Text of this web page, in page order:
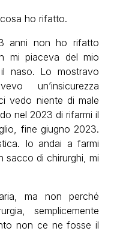
ho rifatto.
anni non ho rifatto
mi piaceva del mio
naso. Lo mostravo
un’insicurezza
vedo niente di male
nel 2023 di rifarmi il
fine giugno 2023.
Io andai a farmi
sacco di chirurghi, mi
ma non perché
semplicemente
non ce ne fosse il